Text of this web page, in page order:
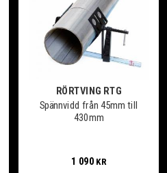
RÖRTVING RTG
Spännvidd från 45mm till
430mm
1 090KR